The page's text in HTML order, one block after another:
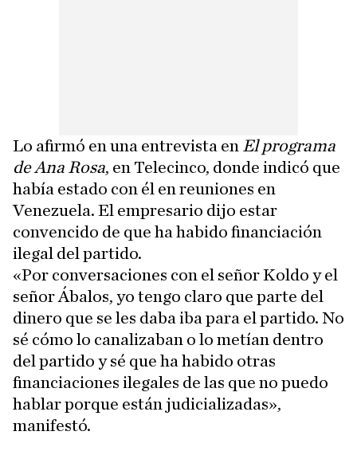
Lo afirmó en una entrevista en El programa
de Ana Rosa, en Telecinco, donde indicó que
había estado con él en reuniones en
Venezuela. El empresario dijo estar
convencido de que ha habido financiación
ilegal del partido.
«Por conversaciones con el señor Koldo y el
señor Ábalos, yo tengo claro que parte del
dinero que se les daba iba para el partido. No
sé cómo lo canalizaban o lo metían dentro
del partido y sé que ha habido otras
financiaciones ilegales de las que no puedo
hablar porque están judicializadas»,
manifestó.